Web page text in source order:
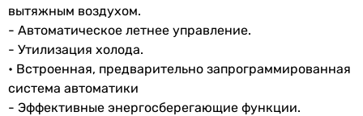
вытяжным воздухом.
- Автоматическое летнее управление.
- Утилизация холода.
• Встроенная, предварительно запрограммированная
система автоматики
- Эффективные энергосберегающие функции.